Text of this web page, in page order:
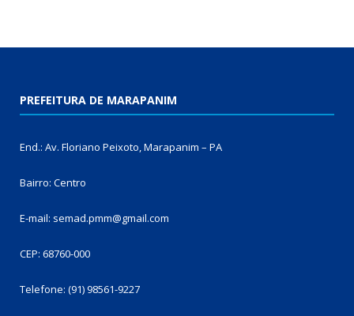
PREFEITURA DE MARAPANIM
End.: Av. Floriano Peixoto, Marapanim – PA
Bairro: Centro
E-mail: semad.pmm@gmail.com
CEP: 68760-000
Telefone: (91) 98561-9227